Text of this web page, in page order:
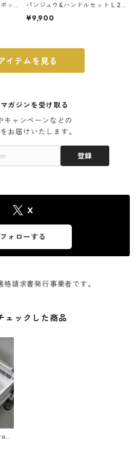
ッ
パンジュウ&ハンドルセット L 24c
m ガス火・IH対応 鉄フライパン
¥9,900
イテムを見る
ガジンを受け取る
キャンペーンなどの
お届けいたします。
登録
X
フォローする
請求書発行事業者です。
ェックした商品
節